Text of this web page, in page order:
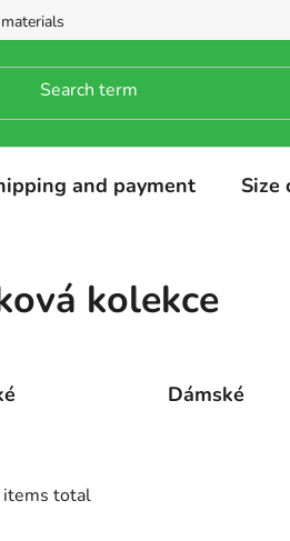
and payment Size
kolekce
Dámské
items total